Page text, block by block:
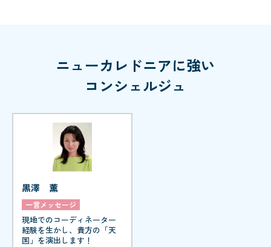
ニューカレドニアに強い
コンシェルジュ
黒澤 薫
一言メッセージ
現地でのコーディネーター
経験を生かし、貴方の「天
国」を演出します！